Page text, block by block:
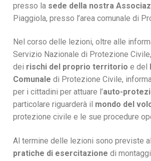
presso la sede della nostra
Piaggiola, presso l’area comunale di
Nel corso delle lezioni, oltre alle
Servizio Nazionale di Protezione
dei rischi del proprio territorio e del
Comunale di Protezione Civile,
per i cittadini per attuare l’auto-
particolare riguarderà il mondo del
protezione civile e le sue procedure
Al termine delle lezioni sono previste
pratiche di esercitazione di